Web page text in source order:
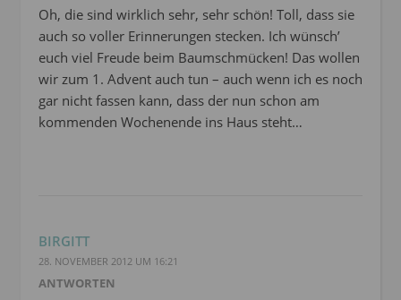
Oh, die sind wirklich sehr, sehr schön! Toll, dass sie
auch so voller Erinnerungen stecken. Ich wünsch’
euch viel Freude beim Baumschmücken! Das wollen
wir zum 1. Advent auch tun – auch wenn ich es noch
gar nicht fassen kann, dass der nun schon am
kommenden Wochenende ins Haus steht…
BIRGITT
28. NOVEMBER 2012 UM 16:21
ANTWORTEN